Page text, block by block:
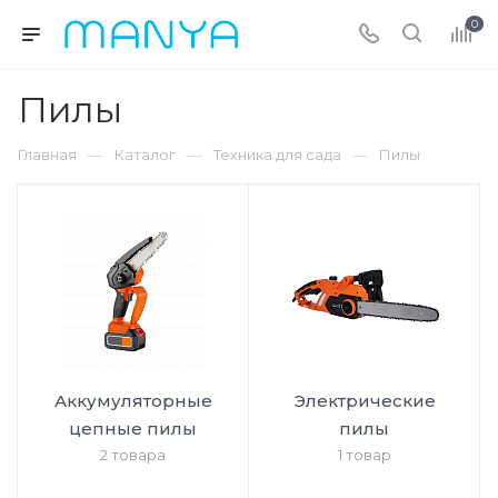
0
Пилы
Главная — Каталог — Техника для сада — Пилы
Аккумуляторные
цепные пилы
2 товара
Электрические
пилы
1 товар